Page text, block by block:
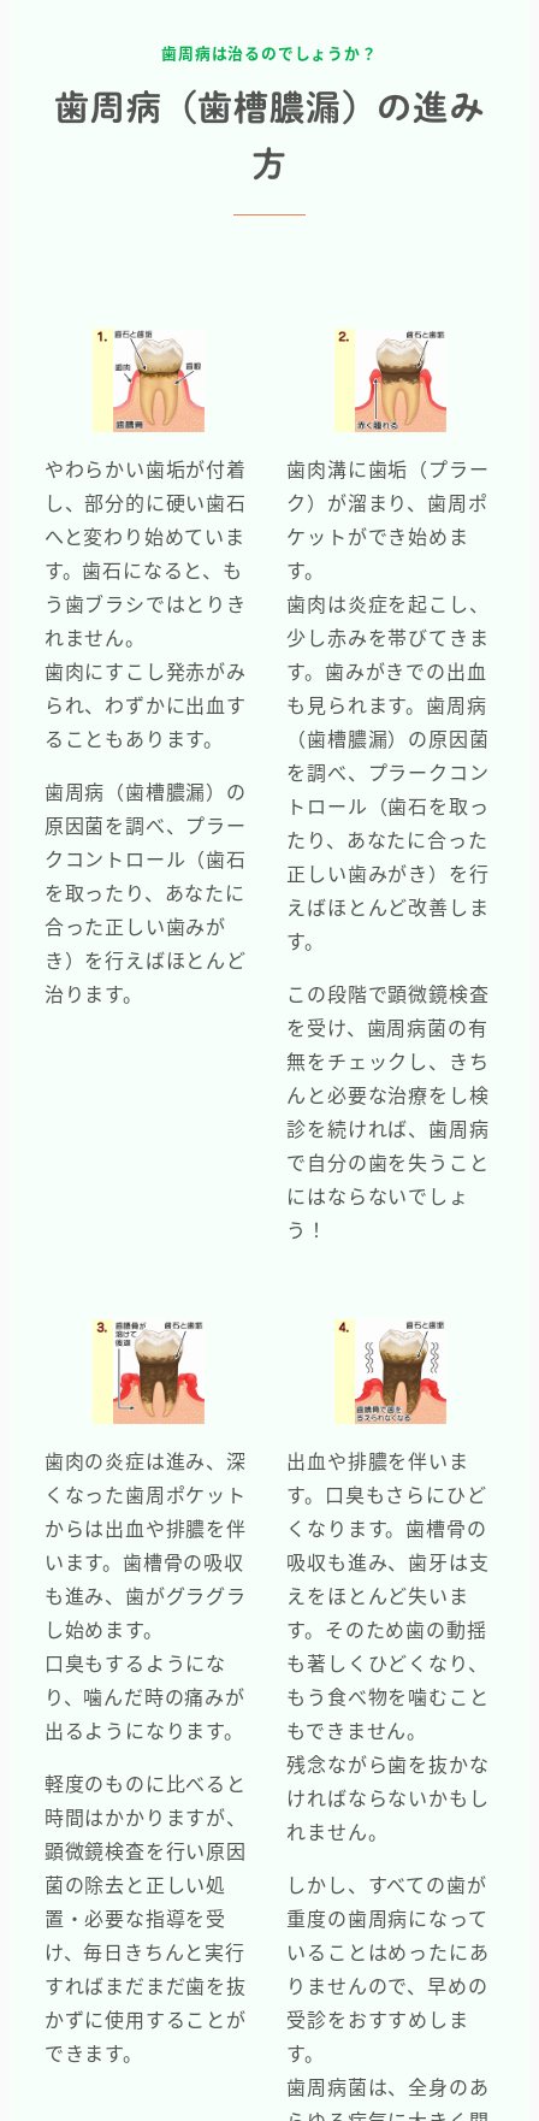
歯周病は治るのでしょうか？
歯周病（歯槽膿漏）の進み
方
やわらかい歯垢が付着
し、部分的に硬い歯石
へと変わり始めていま
す。歯石になると、も
う歯ブラシではとりき
れません。
歯肉にすこし発赤がみ
られ、わずかに出血す
ることもあります。
歯周病（歯槽膿漏）の
原因菌を調べ、プラー
クコントロール（歯石
を取ったり、あなたに
合った正しい歯みが
き）を行えばほとんど
治ります。
歯肉溝に歯垢（プラー
ク）が溜まり、歯周ポ
ケットができ始めま
す。
歯肉は炎症を起こし、
少し赤みを帯びてきま
す。歯みがきでの出血
も見られます。歯周病
（歯槽膿漏）の原因菌
を調べ、プラークコン
トロール（歯石を取っ
たり、あなたに合った
正しい歯みがき）を行
えばほとんど改善しま
す。
この段階で顕微鏡検査
を受け、歯周病菌の有
無をチェックし、きち
んと必要な治療をし検
診を続ければ、歯周病
で自分の歯を失うこと
にはならないでしょ
う！
歯肉の炎症は進み、深
くなった歯周ポケット
からは出血や排膿を伴
います。歯槽骨の吸収
も進み、歯がグラグラ
し始めます。
口臭もするようにな
り、噛んだ時の痛みが
出るようになります。
軽度のものに比べると
時間はかかりますが、
顕微鏡検査を行い原因
菌の除去と正しい処
置・必要な指導を受
け、毎日きちんと実行
すればまだまだ歯を抜
かずに使用することが
できます。
出血や排膿を伴いま
す。口臭もさらにひど
くなります。歯槽骨の
吸収も進み、歯牙は支
えをほとんど失いま
す。そのため歯の動揺
も著しくひどくなり、
もう食べ物を噛むこと
もできません。
残念ながら歯を抜かな
ければならないかもし
れません。
しかし、すべての歯が
重度の歯周病になって
いることはめったにあ
りませんので、早めの
受診をおすすめしま
す。
歯周病菌は、全身のあ